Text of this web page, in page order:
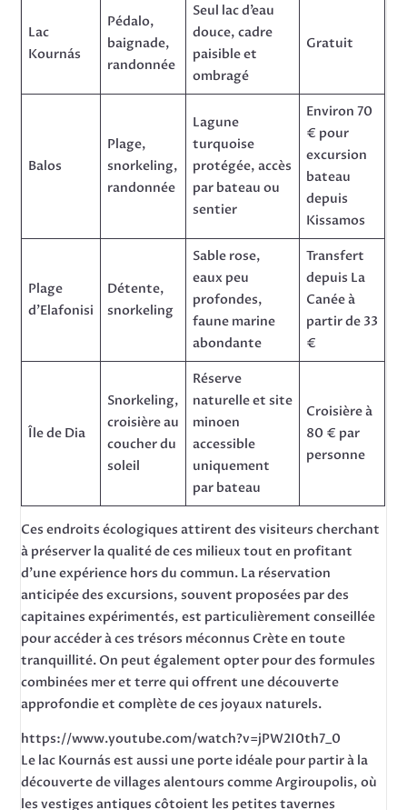
Lac
Kournás
Pédalo,
baignade,
randonnée
Seul lac d’eau
douce, cadre
paisible et
ombragé
Gratuit
Balos
Plage,
snorkeling,
randonnée
Lagune
turquoise
protégée, accès
par bateau ou
sentier
Environ 70
€ pour
excursion
bateau
depuis
Kissamos
Plage
d’Elafonisi
Détente,
snorkeling
Sable rose,
eaux peu
profondes,
faune marine
abondante
Transfert
depuis La
Canée à
partir de 33
€
Île de Dia
Snorkeling,
croisière au
coucher du
soleil
Réserve
naturelle et site
minoen
accessible
uniquement
par bateau
Croisière à
80 € par
personne
Ces endroits écologiques attirent des visiteurs cherchant
à préserver la qualité de ces milieux tout en profitant
d’une expérience hors du commun. La réservation
anticipée des excursions, souvent proposées par des
capitaines expérimentés, est particulièrement conseillée
pour accéder à ces trésors méconnus Crète en toute
tranquillité. On peut également opter pour des formules
combinées mer et terre qui offrent une découverte
approfondie et complète de ces joyaux naturels.
https://www.youtube.com/watch?v=jPW2I0th7_0
Le lac Kournás est aussi une porte idéale pour partir à la
découverte de villages alentours comme Argiroupolis, où
les vestiges antiques côtoient les petites tavernes